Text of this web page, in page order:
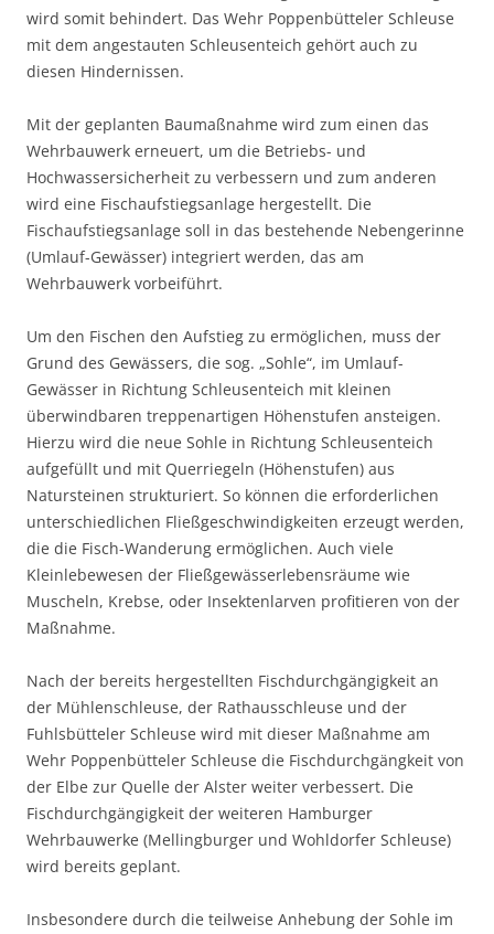
wird somit behindert. Das Wehr Poppenbütteler Schleuse
mit dem angestauten Schleusenteich gehört auch zu
diesen Hindernissen.
Mit der geplanten Baumaßnahme wird zum einen das
Wehrbauwerk erneuert, um die Betriebs- und
Hochwassersicherheit zu verbessern und zum anderen
wird eine Fischaufstiegsanlage hergestellt. Die
Fischaufstiegsanlage soll in das bestehende Nebengerinne
(Umlauf-Gewässer) integriert werden, das am
Wehrbauwerk vorbeiführt.
Um den Fischen den Aufstieg zu ermöglichen, muss der
Grund des Gewässers, die sog. „Sohle“, im Umlauf-
Gewässer in Richtung Schleusenteich mit kleinen
überwindbaren treppenartigen Höhenstufen ansteigen.
Hierzu wird die neue Sohle in Richtung Schleusenteich
aufgefüllt und mit Querriegeln (Höhenstufen) aus
Natursteinen strukturiert. So können die erforderlichen
unterschiedlichen Fließgeschwindigkeiten erzeugt werden,
die die Fisch-Wanderung ermöglichen. Auch viele
Kleinlebewesen der Fließgewässerlebensräume wie
Muscheln, Krebse, oder Insektenlarven profitieren von der
Maßnahme.
Nach der bereits hergestellten Fischdurchgängigkeit an
der Mühlenschleuse, der Rathausschleuse und der
Fuhlsbütteler Schleuse wird mit dieser Maßnahme am
Wehr Poppenbütteler Schleuse die Fischdurchgängkeit von
der Elbe zur Quelle der Alster weiter verbessert. Die
Fischdurchgängigkeit der weiteren Hamburger
Wehrbauwerke (Mellingburger und Wohldorfer Schleuse)
wird bereits geplant.
Insbesondere durch die teilweise Anhebung der Sohle im